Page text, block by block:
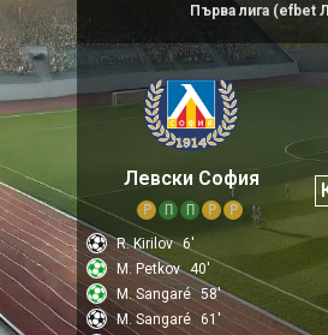
Първа лига (efbet
Левски София
Р П П Р Р
R. Kirilov 6'
M. Petkov 40'
M. Sangaré 58'
M. Sangaré
61'